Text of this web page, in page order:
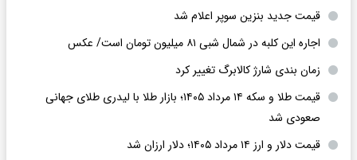
قیمت جدید بنزین سوپر اعلام شد
اجاره این کلبه در شمال شبی ۸۱ میلیون تومان است/ عکس
زمان بندی شارژ کالابرگ تغییر کرد
قیمت طلا و سکه ۱۴ مرداد ۱۴۰۵؛ بازار طلا با لیدری طلای جهانی
صعودی شد
قیمت دلار و ارز ۱۴ مرداد ۱۴۰۵؛ دلار ارزان شد